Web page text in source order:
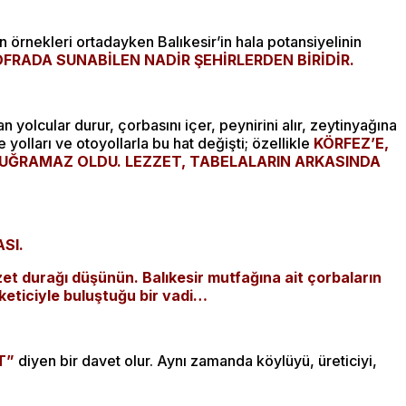
ortadayken Balıkesir’in hala potansiyelinin
SUNABİLEN NADİR ŞEHİRLERDEN BİRİDİR.
yolcular durur, çorbasını içer, peynirini alır, zeytinyağına
yolları ve otoyollarla bu hat değişti; özellikle KÖRFEZ’E,
OLDU. LEZZET, TABELALARIN ARKASINDA
durağı düşünün. Balıkesir mutfağına ait çorbaların
buluştuğu bir vadi…
diyen bir davet olur. Aynı zamanda köylüyü, üreticiyi,